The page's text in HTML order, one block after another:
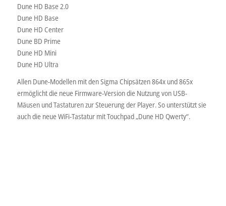
Dune HD Base 2.0
Dune HD Base
Dune HD Center
Dune BD Prime
Dune HD Mini
Dune HD Ultra
Allen Dune-Modellen mit den Sigma Chipsätzen 864x und 865x
ermöglicht die neue Firmware-Version die Nutzung von USB-
Mäusen und Tastaturen zur Steuerung der Player. So unterstützt sie
auch die neue WiFi-Tastatur mit Touchpad „Dune HD Qwerty“.